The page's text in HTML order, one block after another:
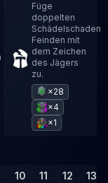
Füge
doppelten
Schädelschaden
Feinden mit
dem Zeichen
des Jägers
zu.
×28
×4
×1
10 11 12 13